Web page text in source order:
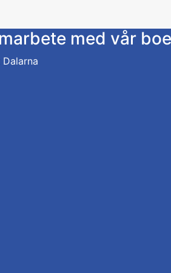
med vår